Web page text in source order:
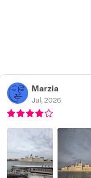
Marzia
Jul, 2026